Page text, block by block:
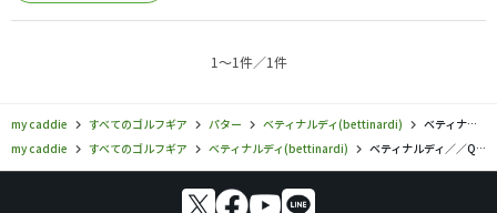
ことができるようになり、ショートパットで打ち過ぎて返
恐らく重さが丁度あっているのだと思います。
人とかぶらない上に所有感もあってかなりおすすめです。
1〜1件／1件
my caddie すべてのゴルフギア パター ベティナルディ(bettinardi)
ベティナルディ／／Queen B 7の口コミ評価一覧
my caddie
すべてのゴルフギア ベティナルディ(bettinardi) ベティナルディ／／Queen B 7の口コミ評価一覧